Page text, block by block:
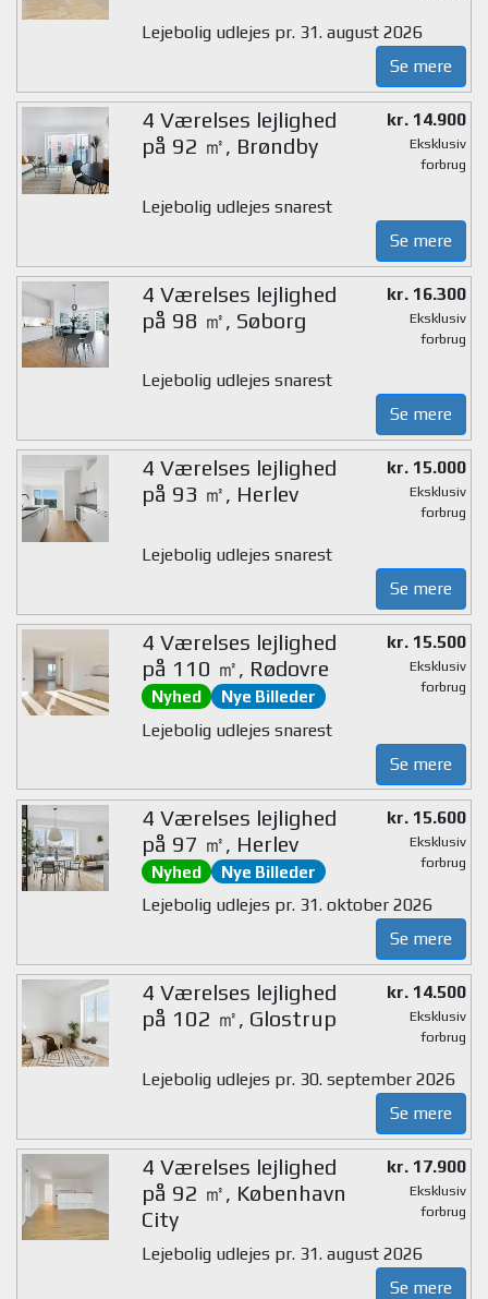
Lejebolig udlejes pr. 31. august 2026
Se mere
4 Værelses lejlighed
på 92 ㎡, Brøndby
kr. 14.900
Eksklusiv
forbrug
Lejebolig udlejes snarest
Se mere
4 Værelses lejlighed
på 98 ㎡, Søborg
kr. 16.300
Eksklusiv
forbrug
Lejebolig udlejes snarest
Se mere
4 Værelses lejlighed
på 93 ㎡, Herlev
kr. 15.000
Eksklusiv
forbrug
Lejebolig udlejes snarest
Se mere
4 Værelses lejlighed
på 110 ㎡, Rødovre
Nyhed Nye Billeder
kr. 15.500
Eksklusiv
forbrug
Lejebolig udlejes snarest
Se mere
4 Værelses lejlighed
på 97 ㎡, Herlev
Nyhed Nye Billeder
kr. 15.600
Eksklusiv
forbrug
Lejebolig udlejes pr. 31. oktober 2026
Se mere
4 Værelses lejlighed
på 102 ㎡, Glostrup
kr. 14.500
Eksklusiv
forbrug
Lejebolig udlejes pr. 30. september 2026
Se mere
4 Værelses lejlighed
på 92 ㎡, København
City
kr. 17.900
Eksklusiv
forbrug
Lejebolig udlejes pr. 31. august 2026
Se mere